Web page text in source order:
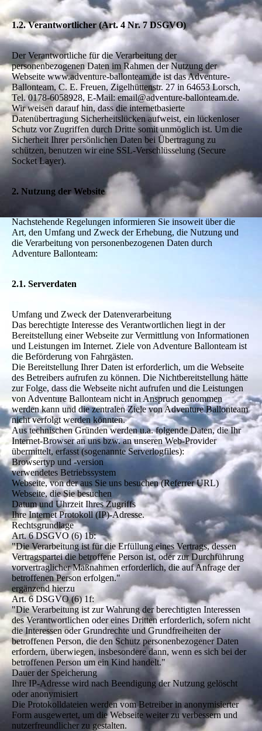
1.2. Verantwortlicher (Art. 4 Nr. 7 DSGVO)
Der Verantwortliche für die Verarbeitung der
personenbezogenen Daten im Rahmen der Nutzung der
Webseite www.adventure-ballonteam.de ist das Adventure-
Ballonteam, C. E. Freuen, Zigelhüttenstr. 27 in 64653 Lorsch,
Tel. 0178-6058928, E-Mail: email@adventure-ballonteam.de.
Wir weisen darauf hin, dass die internetbasierte
Datenübertragung Sicherheitslücken aufweist, ein lückenloser
Schutz vor Zugriffen durch Dritte somit unmöglich ist. Um die
Sicherheit Ihrer persönlichen Daten bei Übertragung zu
schützen, benutzen wir eine SSL-Verschlüsselung (Secure
Socket Layer).
2. Nutzung der Website
Nachstehende Regelungen informieren Sie insoweit über die
Art, den Umfang und Zweck der Erhebung, die Nutzung und
die Verarbeitung von personenbezogenen Daten durch
Adventure Ballonteam:
2.1. Serverdaten
Umfang und Zweck der Datenverarbeitung
Das berechtigte Interesse des Verantwortlichen liegt in der
Bereitstellung einer Webseite zur Vermittlung von Informationen
und Leistungen im Internet. Ziele von Adventure Ballonteam ist
die Beförderung von Fahrgästen.
Die Bereitstellung Ihrer Daten ist erforderlich, um die Webseite
des Betreibers aufrufen zu können. Die Nichtbereitstellung hätte
zur Folge, dass die Webseite nicht aufrufen und die Leistungen
von Adventure Ballonteam nicht in Anspruch genommen
werden kann und die zentralen Ziele von Adventure Ballonteam
nicht verfolgt werden könnten.
Aus technischen Gründen werden u.a. folgende Daten, die Ihr
Internet-Browser an uns bzw. an unseren Web-Provider
übermittelt, erfasst (sogenannte Serverlogfiles):
Browsertyp und -version
verwendetes Betriebssystem
Webseite, von der aus Sie uns besuchen (Referrer URL)
Webseite, die Sie besuchen
Datum und Uhrzeit Ihres Zugriffs
Ihre Internet Protokoll (IP)-Adresse.
Rechtsgrundlage
Art. 6 DSGVO (6) 1b:
"Die Verarbeitung ist für die Erfüllung eines Vertrags, dessen
Vertragspartei die betroffene Person ist, oder zur Durchführung
vorvertraglicher Maßnahmen erforderlich, die auf Anfrage der
betroffenen Person erfolgen."
ergänzend hierzu
Art. 6 DSGVO (6) 1f:
"Die Verarbeitung ist zur Wahrung der berechtigten Interessen
des Verantwortlichen oder eines Dritten erforderlich, sofern nicht
die Interessen oder Grundrechte und Grundfreiheiten der
betroffenen Person, die den Schutz personenbezogener Daten
erfordern, überwiegen, insbesondere dann, wenn es sich bei der
betroffenen Person um ein Kind handelt."
Dauer der Speicherung
Ihre IP-Adresse wird nach Beendigung der Nutzung gelöscht
oder anonymisiert
Die Protokolldateien werden vom Betreiber in anonymisierter
Form ausgewertet, um die Webseite weiter zu verbessern und
nutzerfreundlicher zu gestalten.